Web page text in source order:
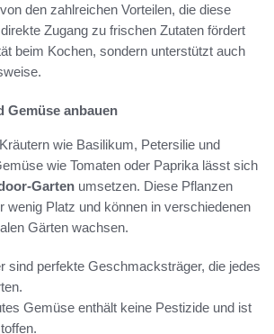
den zahlreichen Vorteilen, die diese
Zugang zu frischen Zutaten fördert
beim Kochen, sondern unterstützt auch
Gemüse anbauen
wie Basilikum, Petersilie und
wie Tomaten oder Paprika lässt sich
Garten umsetzen. Diese Pflanzen
wenig Platz und können in verschiedenen
Gärten wachsen.
sind perfekte Geschmacksträger, die jedes
Gemüse enthält keine Pestizide und ist